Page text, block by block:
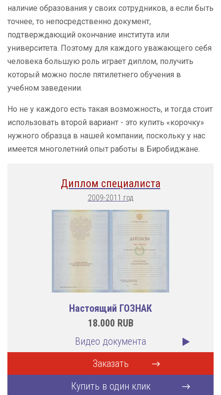
наличие образования у своих сотрудников, а если быть
точнее, то непосредственно документ,
подтверждающий окончание института или
университета. Поэтому для каждого уважающего себя
человека большую роль играет диплом, получить
который можно после пятилетнего обучения в
учебном заведении.
Но не у каждого есть такая возможность, и тогда стоит
использовать второй вариант - это купить «корочку»
нужного образца в нашей компании, поскольку у нас
имеется многолетний опыт работы в Биробиджане.
Диплом специалиста
2009-2011 год
Настоящий ГОЗНАК
18.000 RUB
Видео документа
Заказать
Купить в один клик